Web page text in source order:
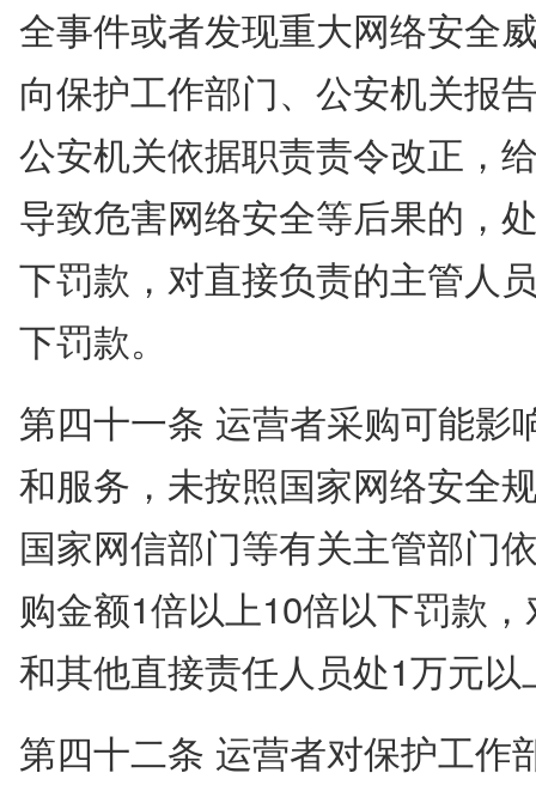
全事件或者发现重大网络安全
向保护工作部门、公安机关报
公安机关依据职责责令改正，
导致危害网络安全等后果的，
下罚款，对直接负责的主管人
下罚款。
第四十一条 运营者采购可能影
和服务，未按照国家网络安全
国家网信部门等有关主管部门
购金额1倍以上10倍以下罚款
和其他直接责任人员处1万元
第四十二条 运营者对保护工作